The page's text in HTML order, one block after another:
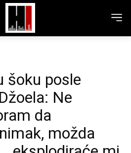
šoku posle
Ne
da
možda